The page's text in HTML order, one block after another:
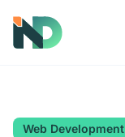
Web Development